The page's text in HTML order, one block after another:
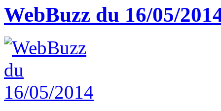
WebBuzz du 16/05/